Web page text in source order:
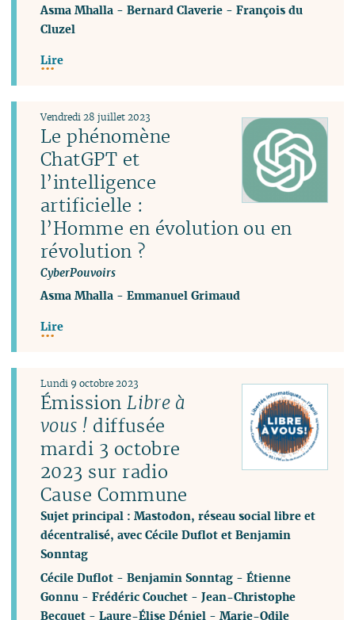
Asma Mhalla -Bernard Claverie -François du
Cluzel
Lire
Le phénomène
ChatGPT et
l’intelligence
artificielle :
l’Homme en évolution ou en
révolution ?
CyberPouvoirs
Vendredi 28 juillet 2023
Asma Mhalla -Emmanuel Grimaud
Lire
ÉmissionLibre à
vous ! diffusée
mardi 3 octobre
2023 sur radio
Cause Commune
Sujet principal : Mastodon, réseau social libre et
décentralisé, avec Cécile Duflot et Benjamin
Sonntag
Lundi 9 octobre 2023
Cécile Duflot -Benjamin Sonntag -Étienne
Gonnu -Frédéric Couchet -Jean-Christophe
Becquet -Laure-Élise Déniel -Marie-Odile